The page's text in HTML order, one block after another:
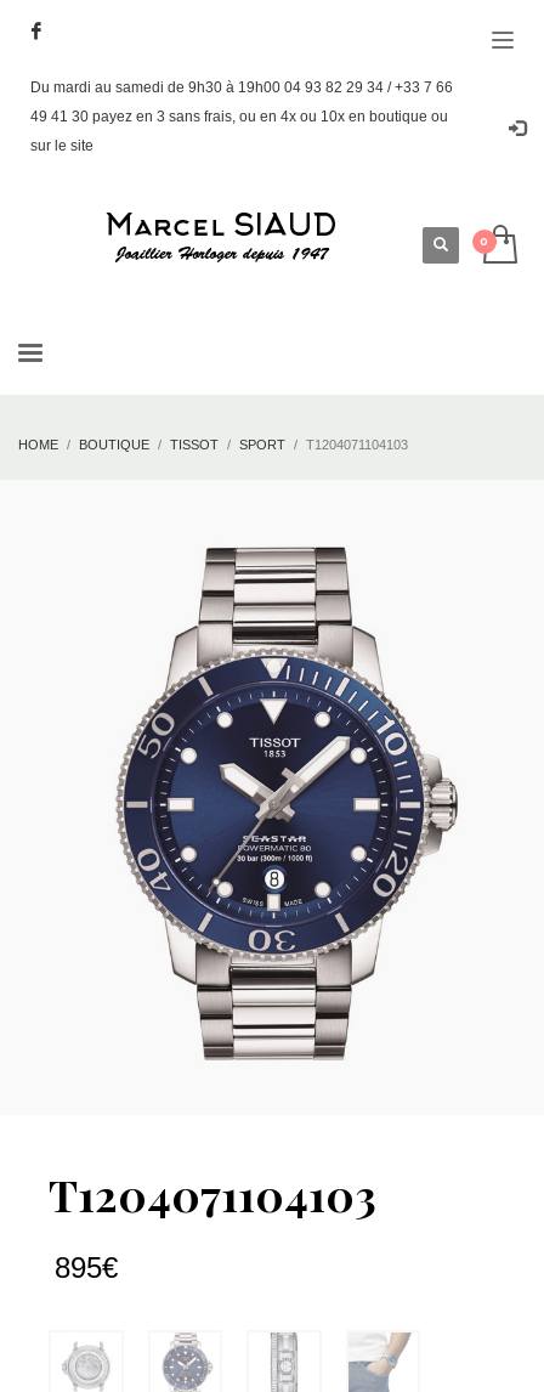
Du mardi au samedi de 9h30 à 19h00 04 93 82 29 34 / +33 7 66
49 41 30 payez en 3 sans frais, ou en 4x ou 10x en boutique ou
sur le site
HOME BOUTIQUE TISSOT SPORT T1204071104103
T1204071104103
895€